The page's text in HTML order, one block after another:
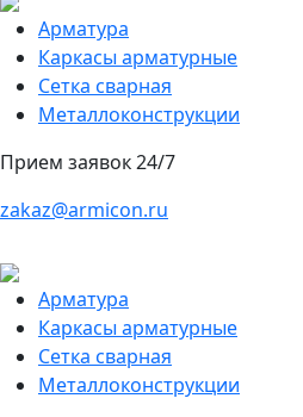
Арматура
Каркасы арматурные
Сетка сварная
Металлоконструкции
Прием заявок 24/7
zakaz@armicon.ru
Арматура
Каркасы арматурные
Сетка сварная
Металлоконструкции